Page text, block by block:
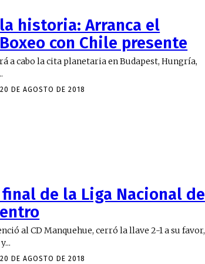
historia: Arranca el
con Chile presente
a cabo la cita planetaria en Budapest, Hungría,
DE AGOSTO DE 2018
de la Liga Nacional de
al CD Manquehue, cerró la llave 2-1 a su favor,
DE AGOSTO DE 2018